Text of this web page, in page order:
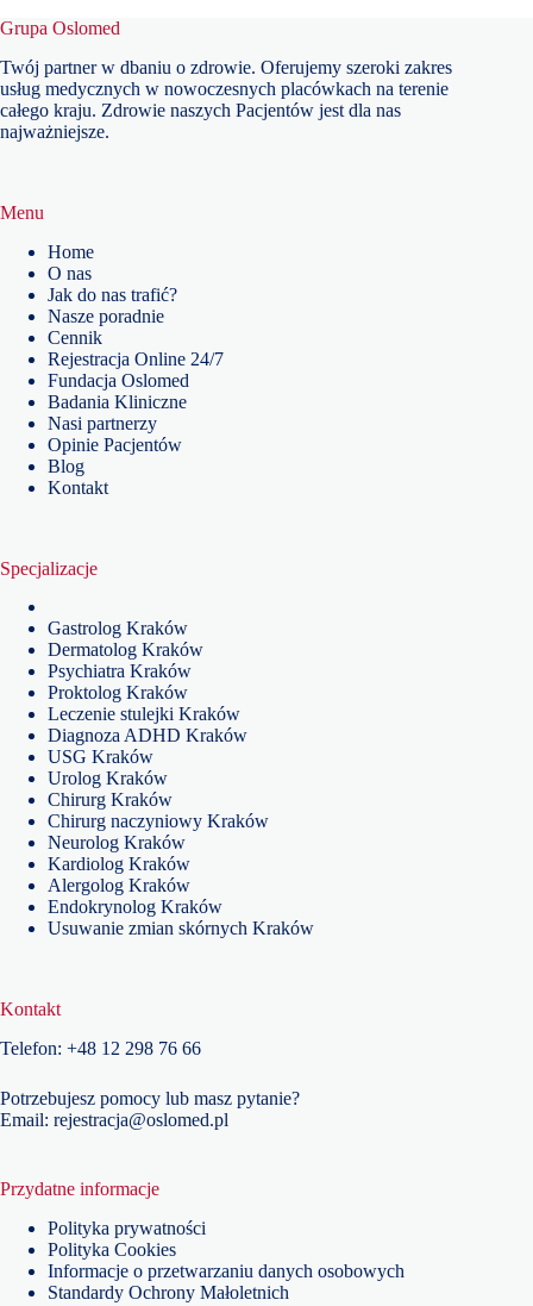
Grupa Oslomed
Twój partner w dbaniu o zdrowie. Oferujemy szeroki zakres
usług medycznych w nowoczesnych placówkach na terenie
całego kraju. Zdrowie naszych Pacjentów jest dla nas
najważniejsze.
Menu
Home
O nas
Jak do nas trafić?
Nasze poradnie
Cennik
Rejestracja Online 24/7
Fundacja Oslomed
Badania Kliniczne
Nasi partnerzy
Opinie Pacjentów
Blog
Kontakt
Specjalizacje
Gastrolog Kraków
Dermatolog Kraków
Psychiatra Kraków
Proktolog Kraków
Leczenie stulejki Kraków
Diagnoza ADHD Kraków
USG Kraków
Urolog Kraków
Chirurg Kraków
Chirurg naczyniowy Kraków
Neurolog Kraków
Kardiolog Kraków
Alergolog Kraków
Endokrynolog Kraków
Usuwanie zmian skórnych Kraków
Kontakt
Telefon: +48 12 298 76 66
Potrzebujesz pomocy lub masz pytanie?
Email: rejestracja@oslomed.pl
Przydatne informacje
Polityka prywatności
Polityka Cookies
Informacje o przetwarzaniu danych osobowych
Standardy Ochrony Małoletnich